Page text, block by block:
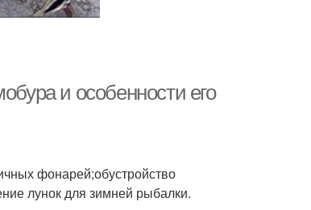
и особенности его
фонарей;обустройство
лунок для зимней рыбалки.